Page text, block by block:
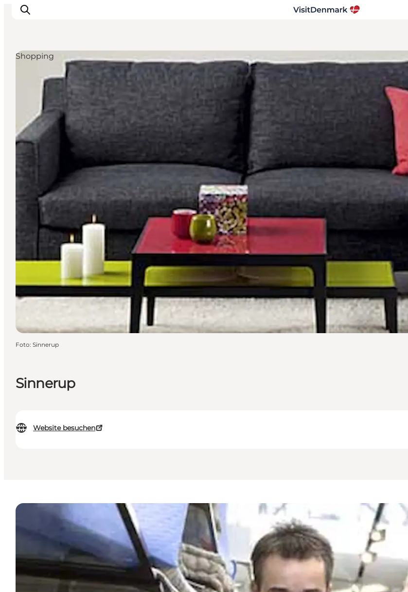
Inspiration
Regionen
Erlebnisse
Unterkünfte
Reiseplanung
Sinnerup
Website besuchen
Shopping
Foto: Sinnerup